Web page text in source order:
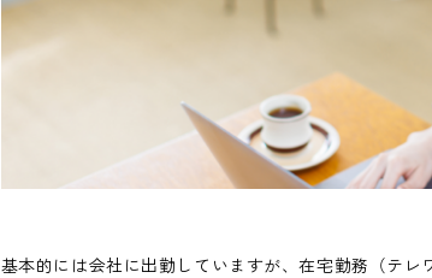
基本的には会社に出勤していますが、在宅勤務（テレ